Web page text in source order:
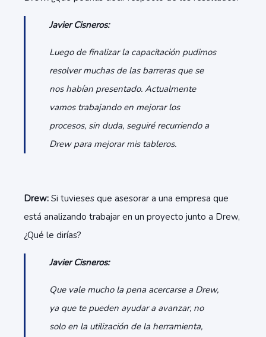
Javier Cisneros:
Luego de finalizar la capacitación pudimos
resolver muchas de las barreras que se
nos habían presentado. Actualmente
vamos trabajando en mejorar los
procesos, sin duda, seguiré recurriendo a
Drew para mejorar mis tableros.
Drew: Si tuvieses que asesorar a una empresa que
está analizando trabajar en un proyecto junto a Drew,
¿Qué le dirías?
Javier Cisneros:
Que vale mucho la pena acercarse a Drew,
ya que te pueden ayudar a avanzar, no
solo en la utilización de la herramienta,